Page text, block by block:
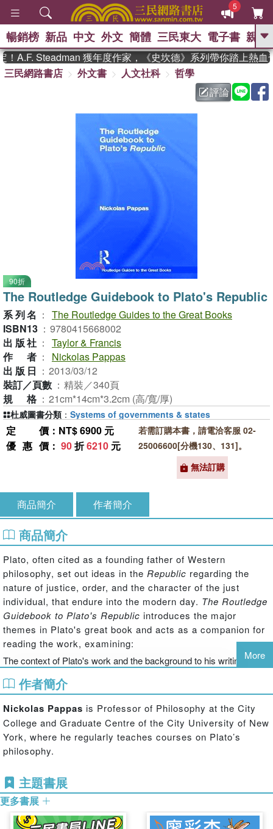
5
GO
熱搜： 東野圭吾 、
父親節 、 如果歷
暑期推薦 、 國際布克
獎 臺灣漫遊錄 、 方念華
登輝時代 、 數學女孩：黎曼猜想
偉大的迷走神經
暢銷榜 新品 中文 外文 簡體 三民東大 電子書 親子
A.F. Steadman 獲年度作家，《史坎德》系列帶你踏上熱血奇
三民網路書店
外文書 人文社科
哲學
評論
90折
The Routledge Guidebook to Plato's Republic
系列名 ： The Routledge Guides to the Great Books
ISBN13 ： 9780415668002
出版社 ： Taylor & Francis
作者 ：
Nickolas Pappas
出版日 ： 2013/03/12
裝訂／頁數 ： 精裝／340頁
規格 ： 21cm*14cm*3.2cm (高/寬/厚)
定價 ：NT$ 6900 元
優惠價 ： 90折6210 元
若需訂購本書，請電洽客服 02-
25006600[分機130、131]。
無法訂購
杜威圖書分類 ： Systems of governments & states
商品簡介 作者簡介
商品簡介
Plato, often cited as a founding father of Western
philosophy, set out ideas in the Republic regarding the
nature of justice, order, and the character of the just
individual, that endure into the modern day. The Routledge
Guidebook to Plato's Republic introduces the major
themes in Plato's great book and acts as a companion for
reading the work, examining:
The context of Plato's work and the background to his writing
impact
The reception the book received when first seen by the world
The relevance of Plato's work to modern philosophy, its legacy and
influence.
With further reading included throughout, this text follows
Plato's original work closely, making it essential reading
for all students of philosophy, and all those wishing to get
to grips with this classic work.
More
作者簡介
Nickolas Pappas is Professor of Philosophy at the City
College and Graduate Centre of the City University of New
York, where he regularly teaches courses on Plato’s
philosophy.
主題書展
更多書展